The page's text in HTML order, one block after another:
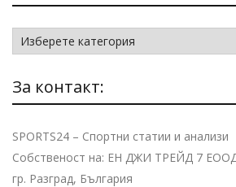
Категории
За контакт:
SPORTS24 – Спортни статии и анализи
Собственост на: ЕН ДЖИ ТРЕЙД 7
гр. Разград, България